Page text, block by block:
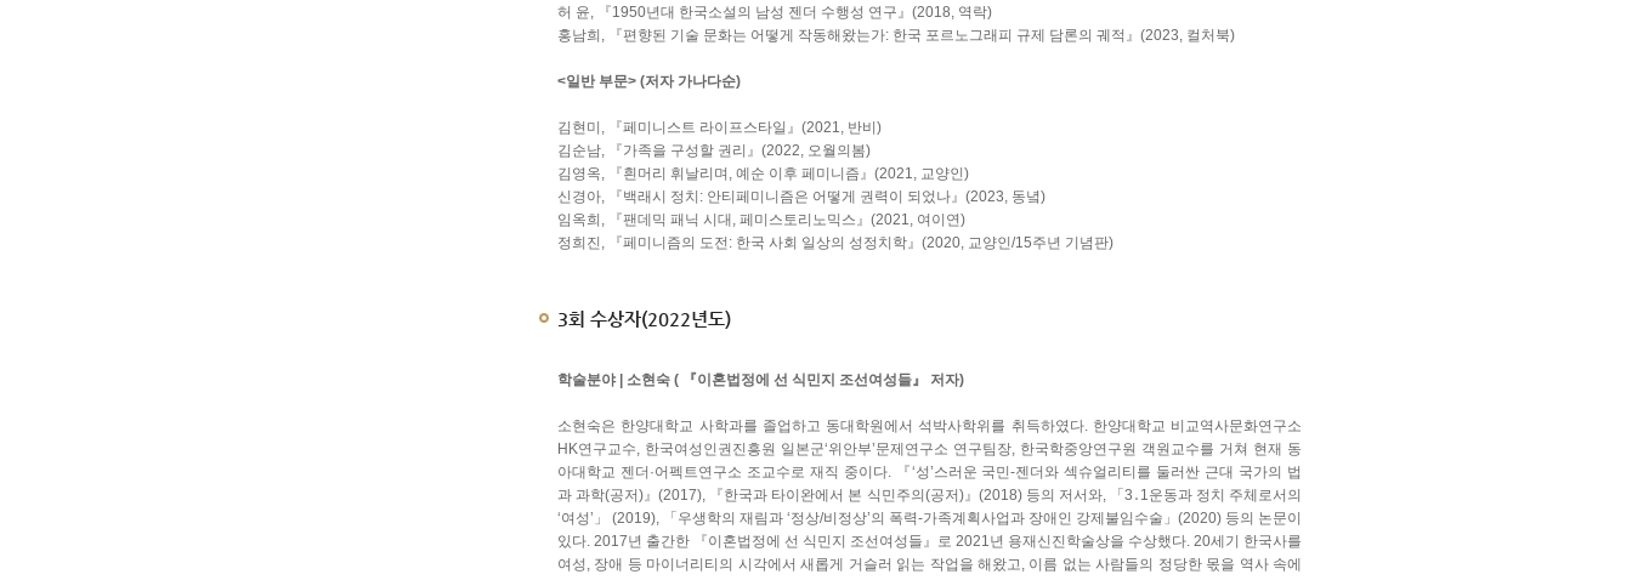
허 윤, 『1950년대 한국소설의 남성 젠더 수행성 연구』(2018, 역락)
홍남희, 『편향된 기술 문화는 어떻게 작동해왔는가: 한국 포르노그래피 규제 담론의 궤적』(2023, 컬처북)
<일반 부문> (저자 가나다순)
김현미, 『페미니스트 라이프스타일』(2021, 반비)
김순남, 『가족을 구성할 권리』(2022, 오월의봄)
김영옥, 『흰머리 휘날리며, 예순 이후 페미니즘』(2021, 교양인)
신경아, 『백래시 정치: 안티페미니즘은 어떻게 권력이 되었나』(2023, 동녘)
임옥희, 『팬데믹 패닉 시대, 페미스토리노믹스』(2021, 여이연)
정희진, 『페미니즘의 도전: 한국 사회 일상의 성정치학』(2020, 교양인/15주년 기념판)
3회 수상자(2022년도)
학술분야 | 소현숙 ( 『이혼법정에 선 식민지 조선여성들』 저자)
소현숙은 한양대학교 사학과를 졸업하고 동대학원에서 석박사학위를 취득하였다. 한양대학교 비교역사문화연구소
HK연구교수, 한국여성인권진흥원 일본군‘위안부’문제연구소 연구팀장, 한국학중앙연구원 객원교수를 거쳐 현재 동
아대학교 젠더·어펙트연구소 조교수로 재직 중이다. 『‘성’스러운 국민-젠더와 섹슈얼리티를 둘러싼 근대 국가의 법
과 과학(공저)』(2017), 『한국과 타이완에서 본 식민주의(공저)』(2018) 등의 저서와, 「3․1운동과 정치 주체로서의
‘여성’」 (2019), 「우생학의 재림과 ‘정상/비정상’의 폭력-가족계획사업과 장애인 강제불임수술」(2020) 등의 논문이
있다. 2017년 출간한 『이혼법정에 선 식민지 조선여성들』로 2021년 용재신진학술상을 수상했다. 20세기 한국사를
여성, 장애 등 마이너리티의 시각에서 새롭게 거슬러 읽는 작업을 해왔고, 이름 없는 사람들의 정당한 몫을 역사 속에